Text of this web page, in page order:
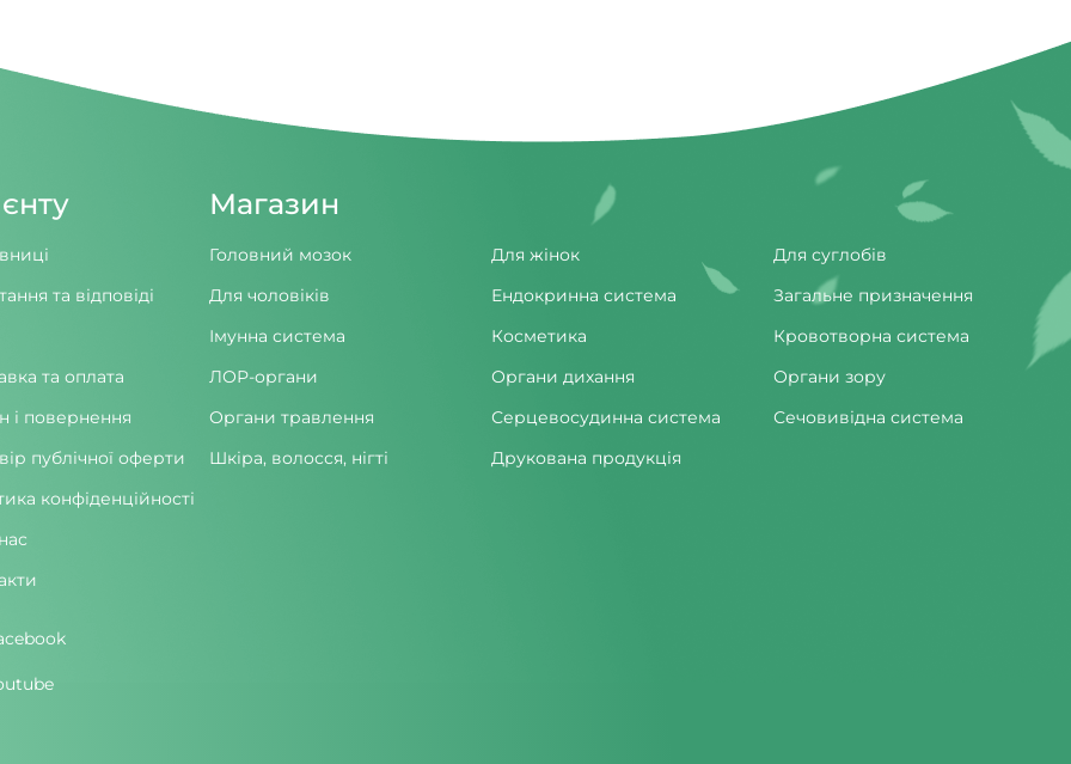
та відповіді
та оплата
і повернення
публічної оферти
конфіденційності
Магазин
Головний мозок Для жінок
Для суглобів
Для чоловіків
Ендокринна система
Загальне призначення
Імунна система
Косметика
Кровотворна система
ЛОР-органи
Органи дихання
Органи зору
Органи травлення
Серцевосудинна система
Сечовивідна система
Шкіра, волосся, нігті
Друкована продукція